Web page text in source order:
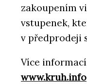
zakoupením
vstupenek,
v předprodeji
Více
www.kruh.info